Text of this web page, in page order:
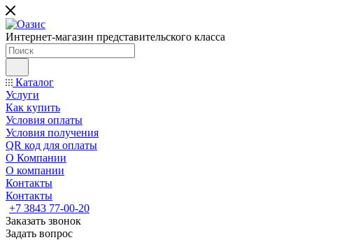
Интернет-магазин представительского класса
Каталог
Услуги
Как купить
Условия оплаты
Условия получения
QR код для оплаты
О Компании
О компании
Контакты
Контакты
+7 3843 77-00-20
Заказать звонок
Задать вопрос